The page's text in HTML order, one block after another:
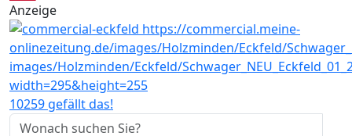
Anzeige
10259 gefällt das!